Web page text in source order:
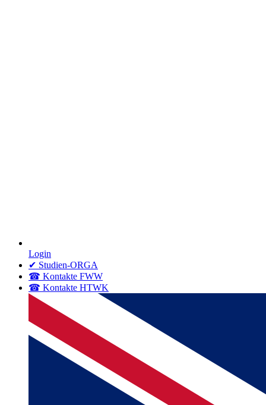
Login
✔ Studien-ORGA
☎ Kontakte FWW
☎ Kontakte HTWK